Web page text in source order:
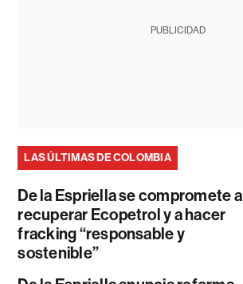
PUBLICIDAD
LAS ÚLTIMAS DE COLOMBIA
De la Espriella se compromete a
recuperar Ecopetrol y a hacer
fracking “responsable y
sostenible”